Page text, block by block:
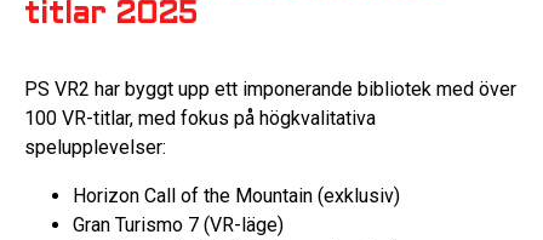
titlar 2025
PS VR2 har byggt upp ett imponerande bibliotek med över
100 VR-titlar, med fokus på högkvalitativa
spelupplevelser:
Horizon Call of the Mountain (exklusiv)
Gran Turismo 7 (VR-läge)